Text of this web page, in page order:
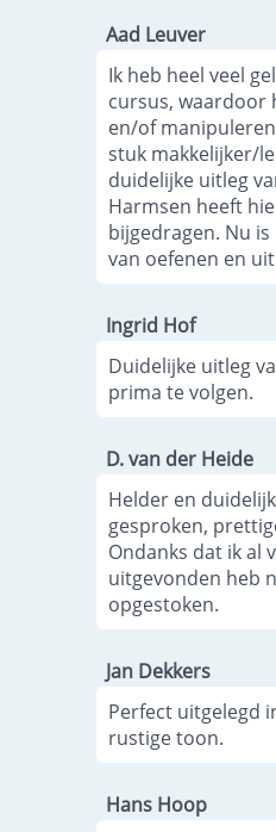
Aad Leuver
Ik heb heel veel
cursus, waardoor
en/of
stuk makkelijker/
duidelijke uitleg
Harmsen heeft
bijgedragen. Nu
van oefenen en
Ingrid Hof
Duidelijke uitleg
prima te volgen.
D. van der Heide
Helder en
gesproken,
Ondanks dat ik al
uitgevonden heb
opgestoken.
Jan Dekkers
Perfect uitgelegd
rustige toon.
Hans Hoop